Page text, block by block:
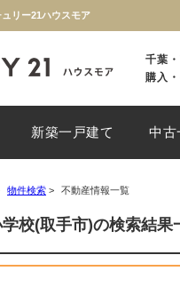
リー21ハウスモア
千葉
購入
新築一戸建て 中古
物件検索 > 不動産情報一覧
校(取手市)の検索結果